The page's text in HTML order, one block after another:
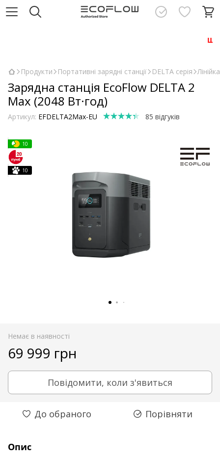
Шановні
Продукти Портативні зарядні станції DELTA серія
Зарядна станція EcoFlow DELTA 2
Max (2048 Вт·год)
Артикул: EFDELTA2Max-EU 85 відгуків
10
10
Немає в наявності
69 999 грн
Повідомити, коли з'явиться
До обраного Порівняти
Опис